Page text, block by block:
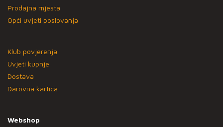
Prodajna mjesta
Opći uvjeti poslovanja
Klub povjerenja
Uvjeti kupnje
Dostava
Darovna kartica
Webshop